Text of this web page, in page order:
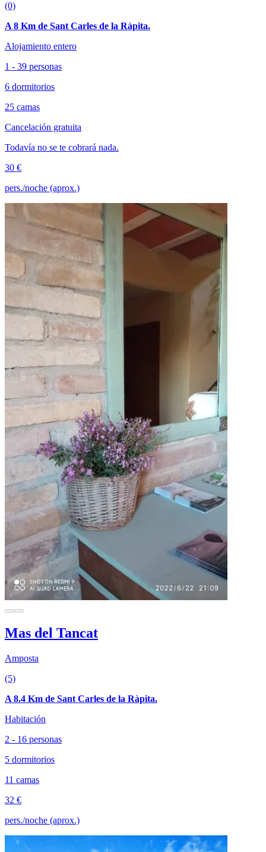
(0)
A 8 Km de Sant Carles de la Ràpita.
Alojamiento entero
1 - 39 personas
6 dormitorios
25 camas
Cancelación gratuita
Todavía no se te cobrará nada.
30 €
pers./noche (aprox.)
Mas del Tancat
Amposta
(5)
A 8.4 Km de Sant Carles de la Ràpita.
Habitación
2 - 16 personas
5 dormitorios
11 camas
32 €
pers./noche (aprox.)